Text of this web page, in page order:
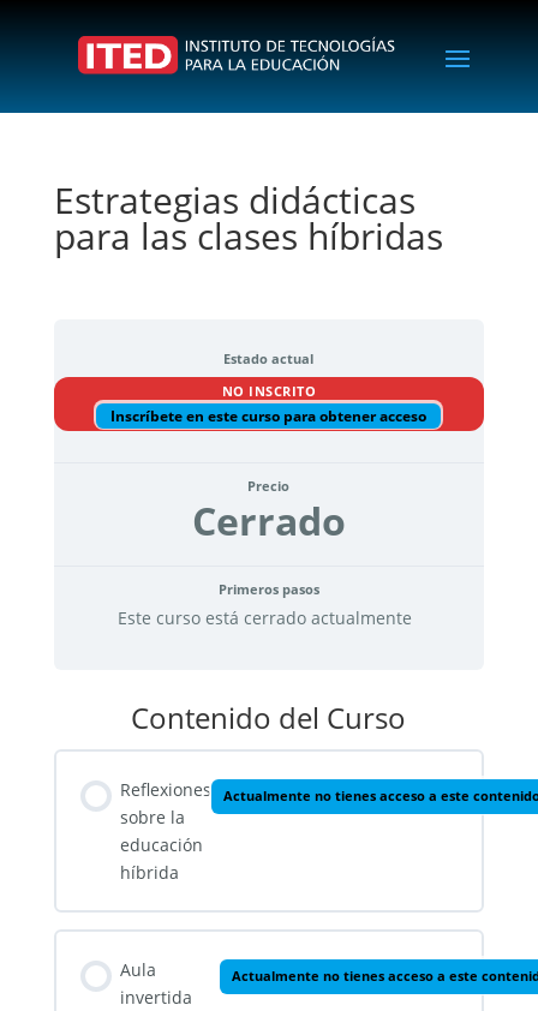
Estrategias didácticas
para las clases híbridas
Estado actual
NO INSCRITO
Inscríbete en este curso para obtener acceso
Precio
Cerrado
Primeros pasos
Este curso está cerrado actualmente
Contenido del Curso
Reflexiones
sobre la
educación
híbrida
Actualmente no tienes acceso a este
Aula
invertida
Actualmente no tienes acceso a este